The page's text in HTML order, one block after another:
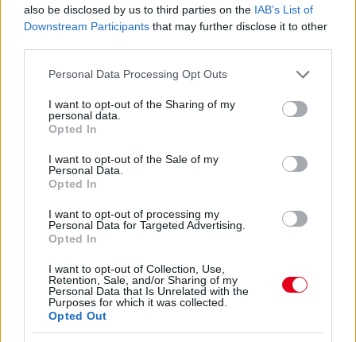
also be disclosed by us to third parties on the IAB’s List of
Downstream Participants that may further disclose it to other
Please note that this website/app uses one or more Google
not limited to your visit or usage behaviour. You may click to
grant or deny consent to Google and its third-party tags to
use your data for below specified purposes in below Google
consent section.
Personal Data Processing Opt Outs
I want to opt-out of the Sharing of my
personal data.
Opted In
I want to opt-out of the Sale of my
Personal Data.
Opted In
I want to opt-out of processing my
Personal Data for Targeted Advertising.
Opted In
I want to opt-out of Collection, Use,
Retention, Sale, and/or Sharing of my
Personal Data that Is Unrelated with the
Purposes for which it was collected.
Opted Out
1 napja
Sajtó: Az Aston Martintól érkezik Lambiase utódja a Red